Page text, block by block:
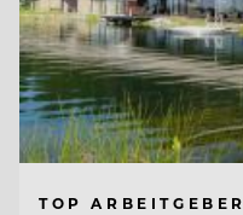
TOP ARBEITGEBER